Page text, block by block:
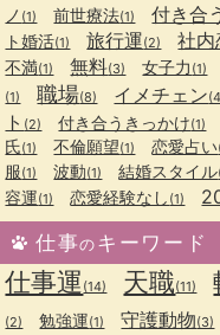
ノ (1) 前世療法(1) 付き合
ト婚活(1) 旅行運(2) 社内
不満(1) 無料(3) 女子力 (1)
(1) 職場(8) イメチェン
ト (2) 付き合うきっかけ(1)
氏(1) 不倫願望(1) 恋愛占い
服(1) 波動(1) 結婚スタイル
容運(1) 恋愛経験なし (1)
仕事のキーワード
仕事運 (14) 天職(11)
(2) 勉強運(1) 守護動物(3)